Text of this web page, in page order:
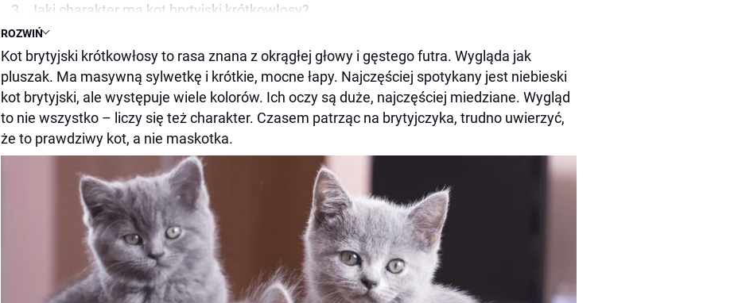
ROZWIŃ
Jaki charakter ma kot brytyjski krótkowłosy?
Wygląd kota brytyjskiego krótkowłosego
Kot brytyjski – pielęgnacja
Karmienie kota brytyjskiego
Jak kąpać kota brytyjskiego?
Jakie wymagania ma brytyjczyk?
Kot brytyjski krótkowłosy a dzieci
Inteligencja kota brytyjskiego krótkowłosego
Typowe problemy zdrowotne
W skrócie
Popularne pytania
Kot brytyjski krótkowłosy to rasa znana z okrągłej głowy i gęstego futra. Wygląda jak
pluszak. Ma masywną sylwetkę i krótkie, mocne łapy. Najczęściej spotykany jest niebieski
kot brytyjski, ale występuje wiele kolorów. Ich oczy są duże, najczęściej miedziane. Wygląd
to nie wszystko – liczy się też charakter. Czasem patrząc na brytyjczyka, trudno uwierzyć,
że to prawdziwy kot, a nie maskotka.